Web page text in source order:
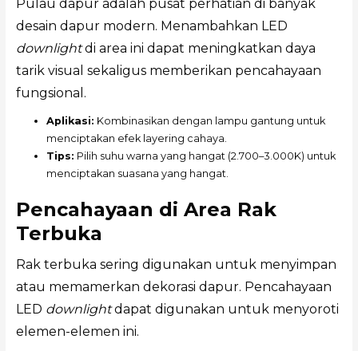
Pulau dapur adalah pusat perhatian di banyak
desain dapur modern. Menambahkan LED
downlightdi area ini dapat meningkatkan daya
tarik visual sekaligus memberikan pencahayaan
fungsional.
Aplikasi: Kombinasikan dengan lampu gantung untuk
menciptakan efek layering cahaya.
Tips: Pilih suhu warna yang hangat (2.700–3.000K) untuk
menciptakan suasana yang hangat.
Pencahayaan di Area Rak
Terbuka
Rak terbuka sering digunakan untuk menyimpan
atau memamerkan dekorasi dapur. Pencahayaan
LED downlightdapat digunakan untuk menyoroti
elemen-elemen ini.